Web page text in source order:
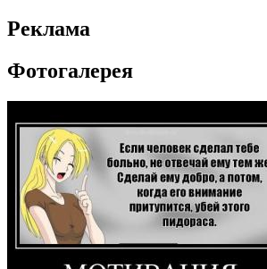
Реклама
Фотогалерея